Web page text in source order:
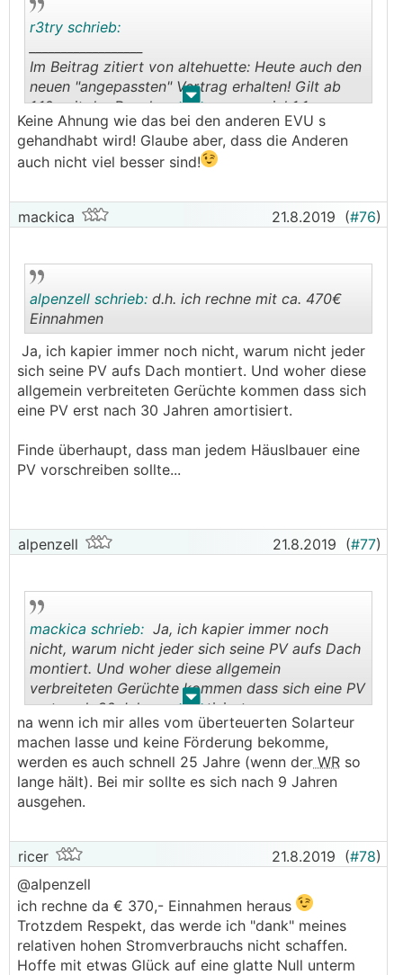
. .
r3try schrieb:
Im Beitrag zitiert von altehuette: Heute auch den
neuen "angepassten" Vertrag erhalten! Gilt ab
1.10. mit der Regelung, dass nur soviel 1:1
vergütet wird, soviel man von der EVN bezogen
hat.
ist das jetzt allgemein so? Sorry, hab das noch
nicht so recht kapiert ...
Keine Ahnung wie das bei den anderen EVU s
gehandhabt wird! Glaube aber, dass die Anderen
auch nicht viel besser sind!
mackica 21.8.2019 (#76)
. .
alpenzell schrieb: d.h. ich rechne mit ca. 470€
Einnahmen
Ja, ich kapier immer noch nicht, warum nicht jeder
sich seine PV aufs Dach montiert. Und woher diese
allgemein verbreiteten Gerüchte kommen dass sich
eine PV erst nach 30 Jahren amortisiert.
Finde überhaupt, dass man jedem Häuslbauer eine
PV vorschreiben sollte...
alpenzell 21.8.2019 (#77)
. .
mackica schrieb: Ja, ich kapier immer noch
nicht, warum nicht jeder sich seine PV aufs Dach
montiert. Und woher diese allgemein
verbreiteten Gerüchte kommen dass sich eine PV
erst nach 30 Jahren amortisiert.
na wenn ich mir alles vom überteuerten Solarteur
machen lasse und keine Förderung bekomme,
werden es auch schnell 25 Jahre (wenn der WR so
lange hält). Bei mir sollte es sich nach 9 Jahren
ausgehen.
ricer 21.8.2019 (#78)
@alpenzell
ich rechne da € 370,- Einnahmen heraus
Trotzdem Respekt, das werde ich "dank" meines
relativen hohen Stromverbrauchs nicht schaffen.
Hoffe mit etwas Glück auf eine glatte Null unterm